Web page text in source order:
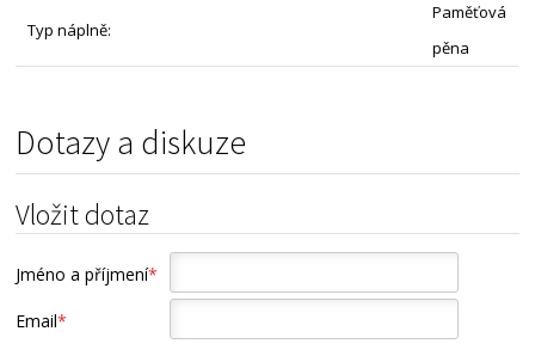
Typ náplně:
Paměťová
pěna
Dotazy a diskuze
Vložit dotaz
Jméno a příjmení*
Email*